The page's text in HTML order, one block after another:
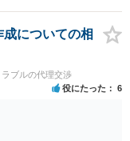
についての相
ブルの代理交渉
役にたった 6